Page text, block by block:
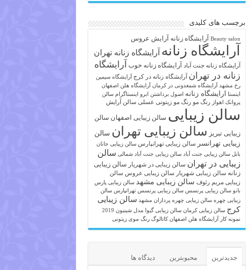
برچسب های کلیدی
Beauty salon آرايشگاه زنانه آرایش عروس
آرایشگاه زنانه آرایشگاه زنانه تهران
آرایشگاه زنانه جنت آباد آرایشگاه زنانه خوب آرایشگاه
زنانه در تهران آرایشگاه زنانه در کرج
آرایشگاه سیمین
رخ مشهد
آرایشگاه شمعدونی در کرمان آرایشگاه هلن اصفهان
اینستا ارایشگاه زنانه اصول برداشتن ابرو
اینستاگرام سالن
پروانک اهواز
رنگ مو رنگ مو زیتونی عسلی سالن آرایش
سالن زیبایی سالن زیبایی اصفهان سالن
زیبایی تبریز سالن زیبایی تهران سالن
زیبایی تهرانسر سالن زیبایی تهرانپارس سالن زیبایی جانان
بابل سالن زیبایی جنت آباد سالن زیبایی جنت آباد شمالی سالن
زیبایی در تهران سالن زیبایی در شهریار سالن زیبایی
زنانه سالن زیبایی شهریار سالن زیبایی عروس سالن
زیبایی مریم رئوف سالن زیبایی مشهد سالن زیبایی پارس
بانو سالن زیبایی پرنسس سالن زیبایی پرنسس تهرانپارس سالن
زیبایی چهره سالن زیبایی چهره پردازان مشهد سالن زیبایی
کرج سالن زیبایی کرمان سالن زیبایی گیوا
مدل شینیون 2019
نمونه کار آرایشگاه هلن اصفهان کاتالوگ رنگ موی زیتونی
جدیدترین محبوبترین دیدگاه ها